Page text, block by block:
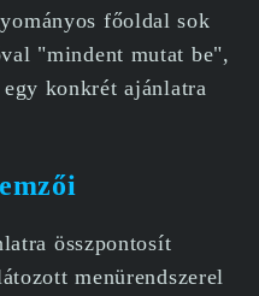
főoldal sok
"mindent mutat be",
konkrét ajánlatra
összpontosít
menürendszerel